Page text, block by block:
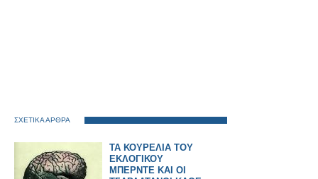
ΣΧΕΤΙΚΑ ΑΡΘΡΑ
ΤΑ ΚΟΥΡΕΛΙΑ ΤΟΥ
ΕΚΛΟΓΙΚΟΥ
ΜΠΕΡΝΤΕ ΚΑΙ ΟΙ